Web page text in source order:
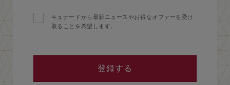
キュナードから最新ニュースやお得なオファーを受け
取ることを希望します。
登録する